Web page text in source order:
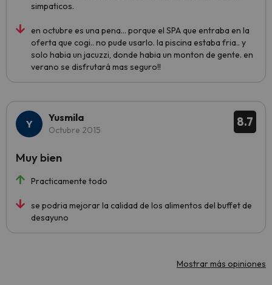
simpaticos.
en octubre es una pena... porque el SPA que entraba en la
oferta que cogi.. no pude usarlo. la piscina estaba fria.. y
solo habia un jacuzzi, donde habia un monton de gente. en
verano se disfrutará mas seguro!!
8.7
Yusmila
Octubre 2015
Practicamente todo
se podria mejorar la calidad de los alimentos del buffet de
desayuno
Muy bien
Mostrar más opiniones